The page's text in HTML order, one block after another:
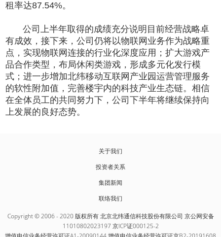
租率达87.54%。
公司上半年取得的成绩充分说明目前经营战略卓
有成效，接下来，公司仍将以物联网业务作为战略重
点，实现物联网连接的行业化深度应用；扩大游戏产
品合作类型，布局休闲类游戏，形成多元化发行模
式；进一步增加北纬移动互联网产业园运营管理服务
的软性附加值，完善楼宇内的科技产业生态链。相信
在全体员工的共同努力下，公司下半年将继续保持向
上发展的良好态势。
关于我们
投资者关系
集团新闻
联络我们
Copyright © 2006 - 2020 版权所有 北京北纬通信科技股份有限公司 京公网安备
11010802023197 京ICP证000125-2